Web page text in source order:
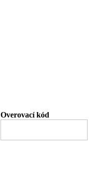
Overovací kód